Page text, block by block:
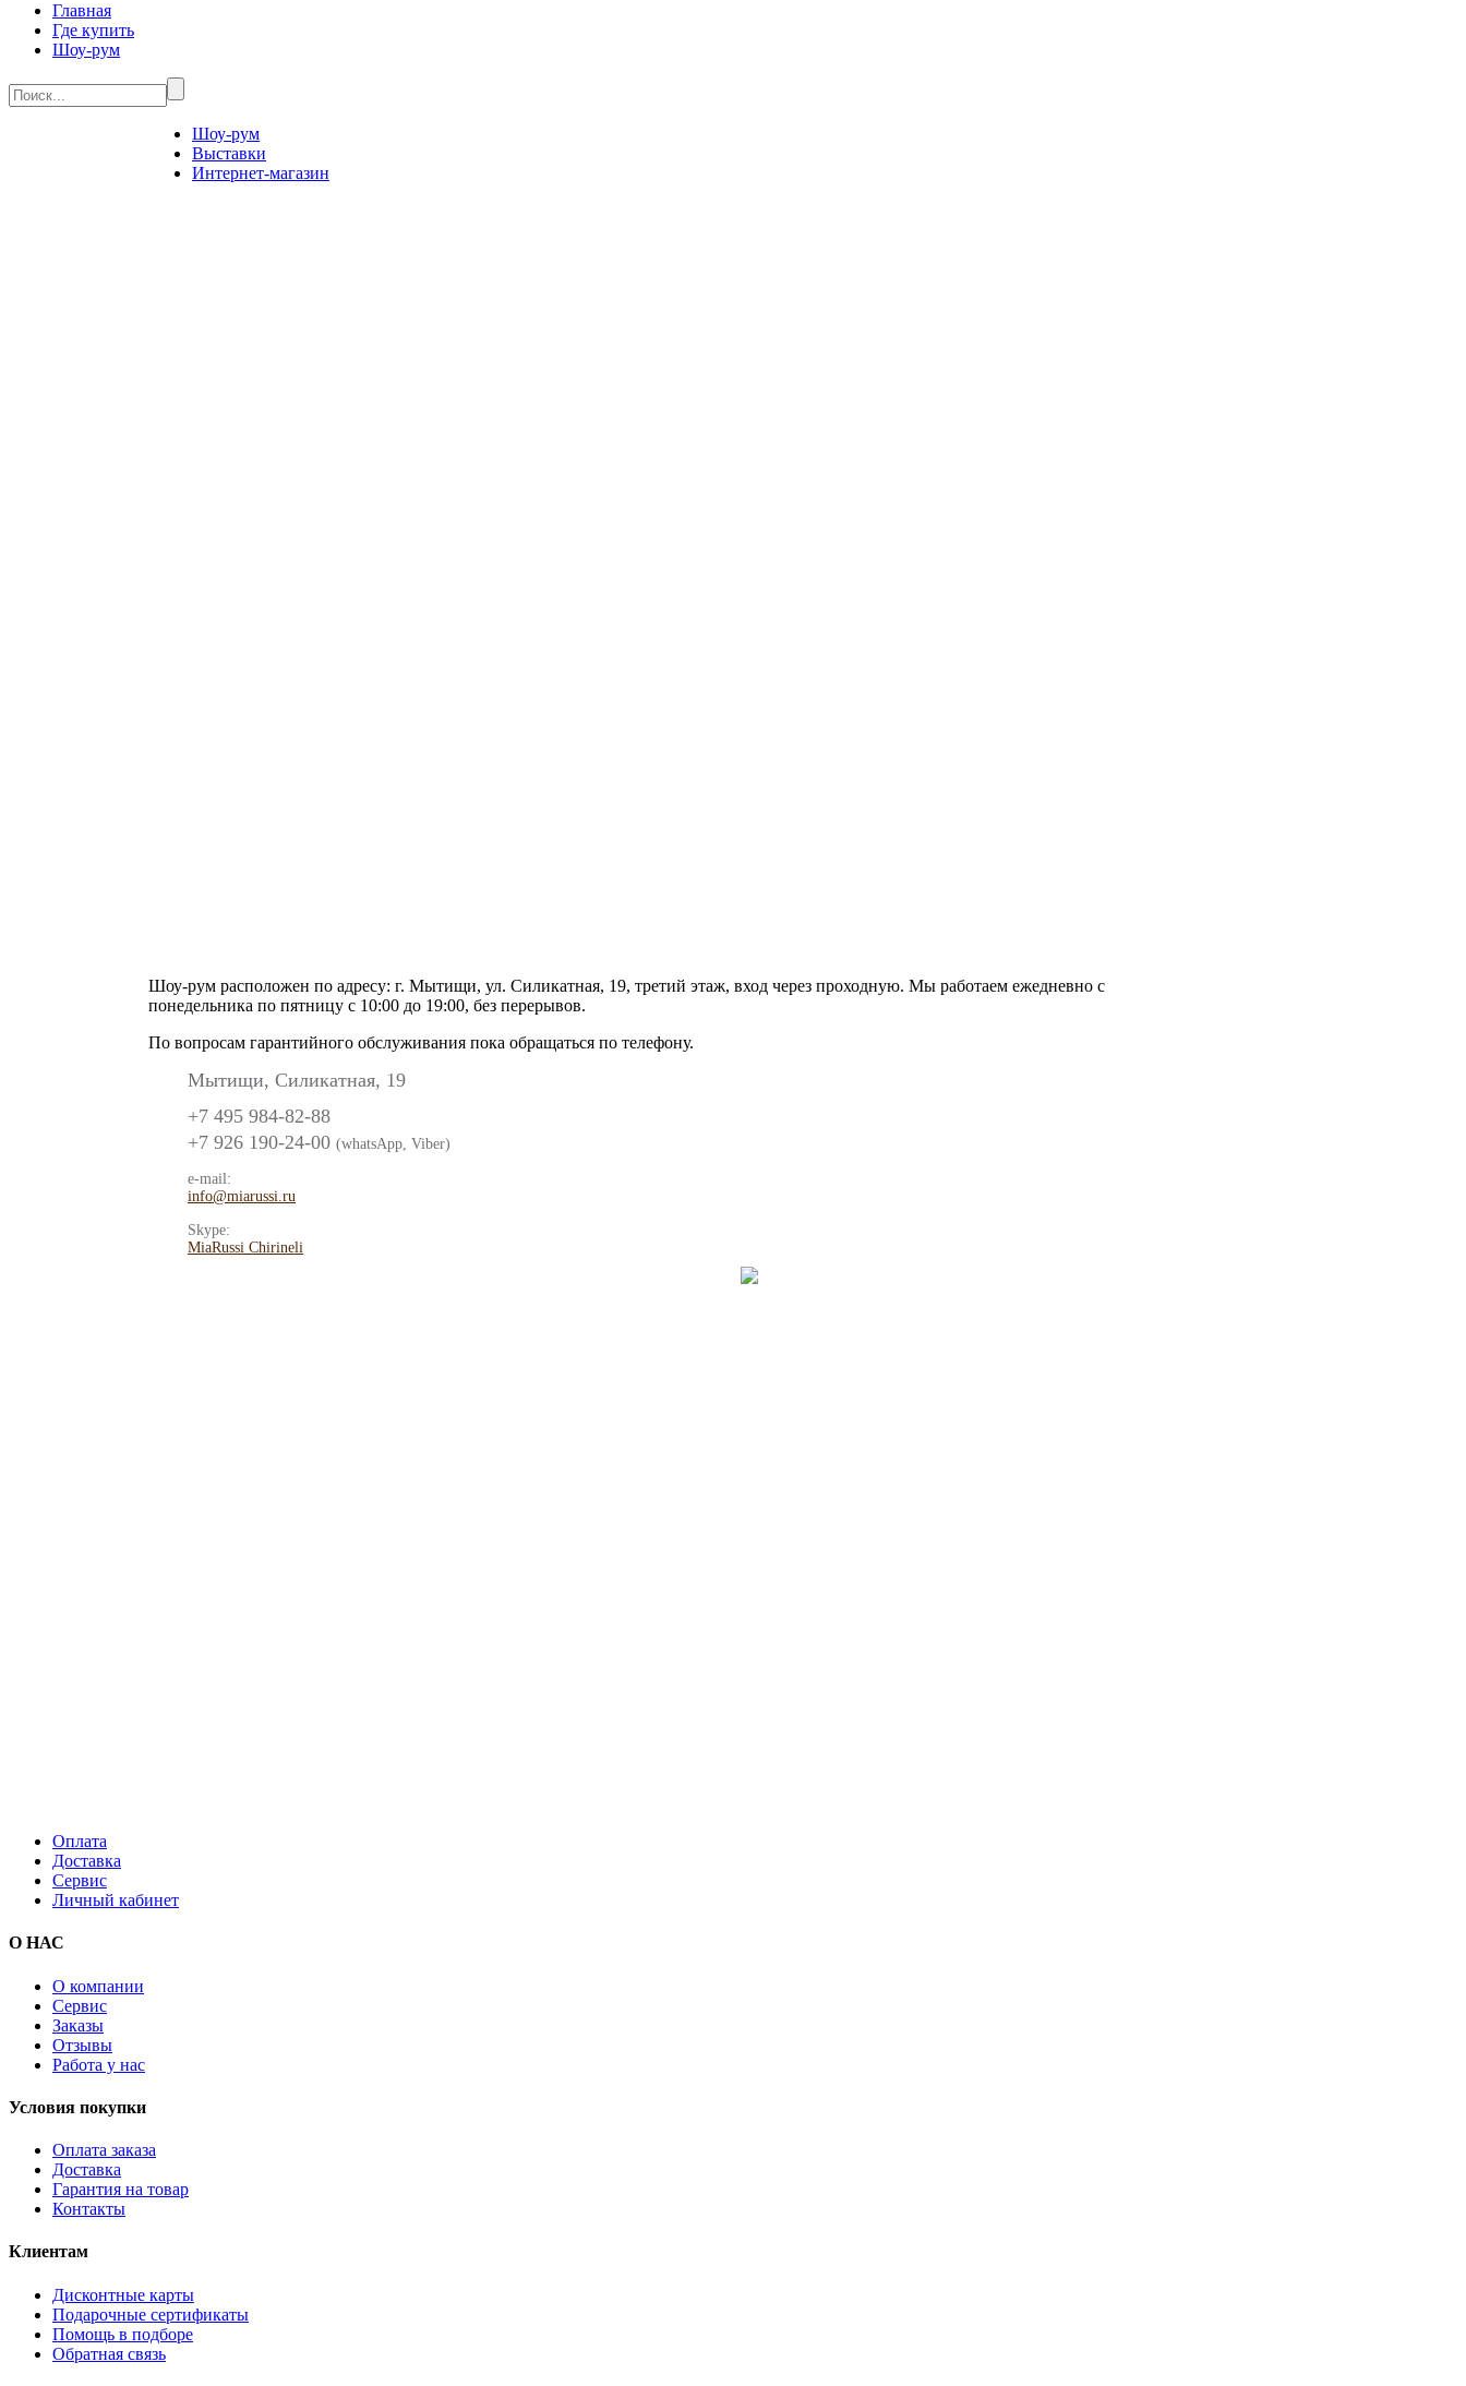
Главная
Где купить
Шоу-рум
Шоу-рум
Выставки
Интернет-магазин
Шоу-рум расположен по адресу: г. Мытищи, ул. Силикатная, 19, третий этаж, вход через проходную. Мы работаем ежедневно с
понедельника по пятницу с 10:00 до 19:00, без перерывов.
По вопросам гарантийного обслуживания пока обращаться по телефону.
Мытищи, Силикатная, 19
+7 495 984-82-88
+7 926 190-24-00 (whatsApp, Viber)
e-mail:
info@miarussi.ru
Skype:
MiaRussi Chirineli
Оплата
Доставка
Сервис
Личный кабинет
О НАС
О компании
Сервис
Заказы
Отзывы
Работа у нас
Условия покупки
Оплата заказа
Доставка
Гарантия на товар
Контакты
Клиентам
Дисконтные карты
Подарочные сертификаты
Помощь в подборе
Обратная связь